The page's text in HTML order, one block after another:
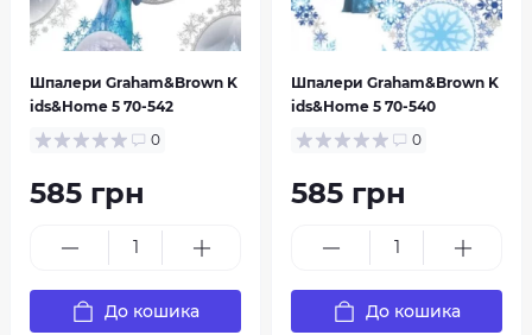
Шпалери Graham&Brown K
ids&Home 5 70-542
0
585 грн
До кошика
Шпалери Graham&Brown K
ids&Home 5 70-540
0
585 грн
До кошика